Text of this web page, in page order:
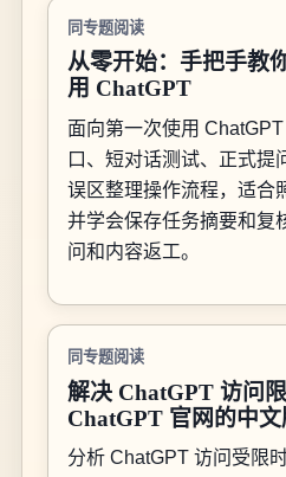
同专题阅读
从零开始：手把手教
用 ChatGPT
面向第一次使用
口、短对话测试、正式提
误区整理操作流程，适合
并学会保存任务摘要和复
问和内容返工。
同专题阅读
解决 ChatGPT 访问
ChatGPT 官网的中
分析 ChatGPT 访问受限